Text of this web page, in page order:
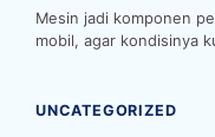
Mesin jadi komponen
mobil, agar kondisinya
UNCATEGORIZED